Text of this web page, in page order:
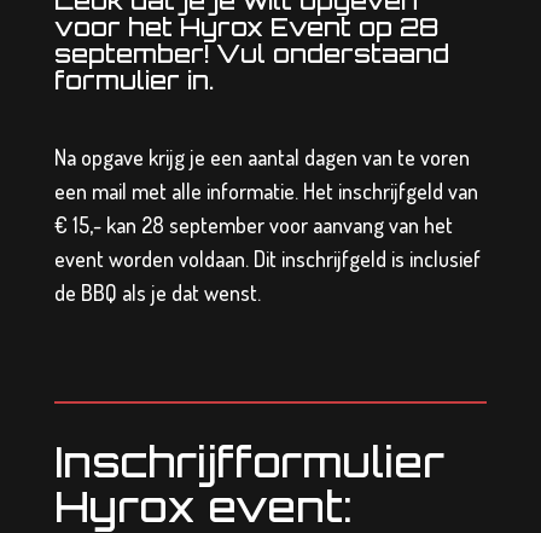
voor het Hyrox Event op 28
september! Vul onderstaand
formulier in.
Na opgave krijg je een aantal dagen van te voren
een mail met alle informatie. Het inschrijfgeld van
€ 15,- kan 28 september voor aanvang van het
event worden voldaan. Dit inschrijfgeld is inclusief
de BBQ als je dat wenst.
Inschrijfformulier
Hyrox event: